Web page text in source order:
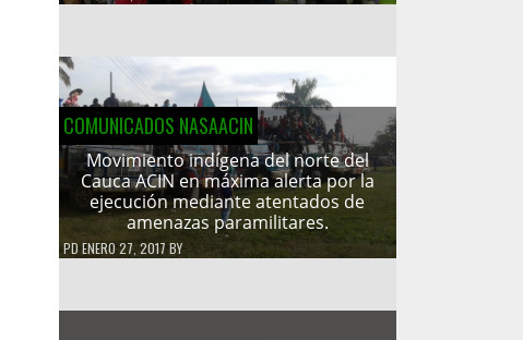
COMUNICADOS NASAACIN
Movimiento indígena del norte del
Cauca ACIN en máxima alerta por la
ejecución mediante atentados de
amenazas paramilitares.
PD ENERO 27, 2017 BY